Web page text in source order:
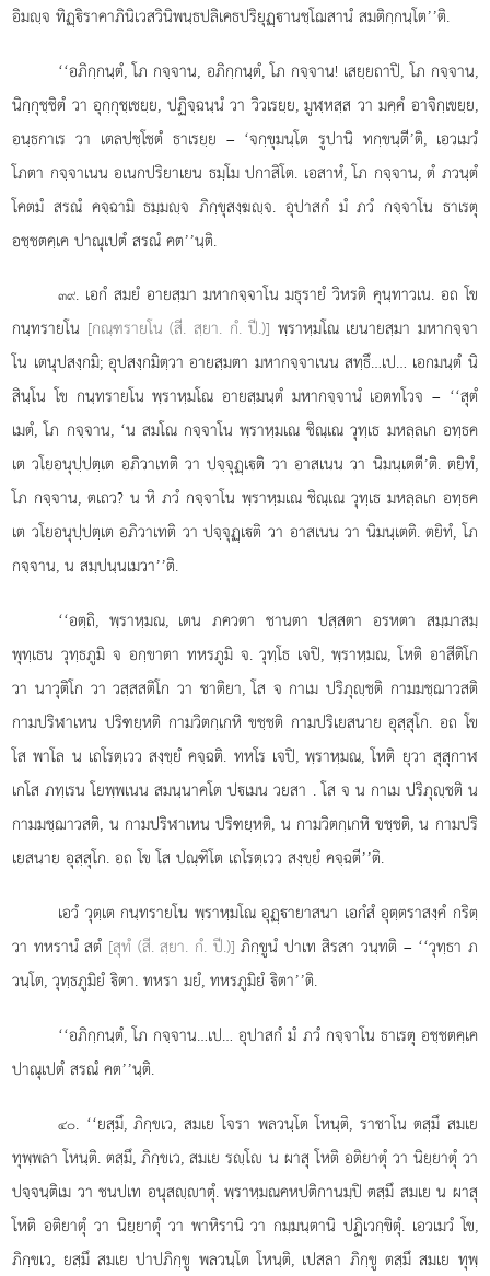
อิมฺจ ทิฏฺิราคาภินิเวสวินิพนฺธปลิเคธปริยุฏฺานชฺโฌสานํ สมติกฺกนฺโต’’ติ.
‘‘อภิกฺกนฺตํ, โภ กจฺจาน, อภิกฺกนฺตํ, โภ กจฺจาน! เสยฺยถาปิ, โภ กจฺจาน,
นิกฺกุชฺชิตํ วา อุกฺกุชฺเชยฺย, ปฏิจฺฉนฺนํ วา วิวเรยฺย, มูฬฺหสฺส วา มคฺคํ อาจิกฺเขยฺย,
อนฺธกาเร วา เตลปชฺโชตํ ธาเรยฺย – ‘จกฺขุมนฺโต รูปานิ ทกฺขนฺตี’ติ, เอวเมวํ
โภตา กจฺจาเนน อเนกปริยาเยน ธมฺโม ปกาสิโต. เอสาหํ, โภ กจฺจาน, ตํ ภวนฺตํ
โคตมํ สรณํ คจฺฉามิ ธมฺมฺจ ภิกฺขุสงฺฆฺจ. อุปาสกํ มํ ภวํ กจฺจาโน ธาเรตุ
อชฺชตคฺเค ปาณุเปตํ สรณํ คต’’นฺติ.
๓๙. เอกํ สมยํ อายสฺมา มหากจฺจาโน มธุรายํ วิหรติ คุนฺทาวเน. อถ โข
กนฺทรายโน [กณฺฑรายโน (สี. สฺยา. กํ. ปี.)] พฺราหฺมโณ เยนายสฺมา มหากจฺจา
โน เตนุปสงฺกมิ; อุปสงฺกมิตฺวา อายสฺมตา มหากจฺจาเนน สทฺธึ…เป… เอกมนฺตํ นิ
สินฺโน โข กนฺทรายโน พฺราหฺมโณ อายสฺมนฺตํ มหากจฺจานํ เอตทโวจ – ‘‘สุตํ
เมตํ, โภ กจฺจาน, ‘น สมโณ กจฺจาโน พฺราหฺมเณ ชิณฺเณ วุทฺเธ มหลฺลเก อทฺธค
เต วโยอนุปฺปตฺเต อภิวาเทติ วา ปจฺจุฏฺเติ วา อาสเนน วา นิมนฺเตตี’ติ. ตยิทํ,
โภ กจฺจาน, ตเถว? น หิ ภวํ กจฺจาโน พฺราหฺมเณ ชิณฺเณ วุทฺเธ มหลฺลเก อทฺธค
เต วโยอนุปฺปตฺเต อภิวาเทติ วา ปจฺจุฏฺเติ วา อาสเนน วา นิมนฺเตติ. ตยิทํ, โภ
กจฺจาน, น สมฺปนฺนเมวา’’ติ.
‘‘อตฺถิ, พฺราหฺมณ, เตน ภควตา ชานตา ปสฺสตา อรหตา สมฺมาสมฺ
พุทฺเธนวุทฺธภูมิ จ อกฺขาตา ทหรภูมิ จ. วุทฺโธ เจปิ, พฺราหฺมณ, โหติ อาสีติโก
วา นาวุติโก วา วสฺสสติโก วา ชาติยา, โส จ กาเม ปริภุฺชติ กามมชฺฌาวสติ
กามปริฬาเหน ปริฑยฺหติ กามวิตกฺเกหิ ขชฺชติ กามปริเยสนาย อุสฺสุโก. อถ โข
โส พาโล น เถโรตฺเวว สงฺขฺยํ คจฺฉติ. ทหโร เจปิ, พฺราหฺมณ, โหติ ยุวา สุสุกาฬ
เกโส ภทฺเรน โยพฺพเนน สมนฺนาคโต ปเมน วยสา . โส จ น กาเม ปริภุฺชติ น
กามมชฺฌาวสติ, น กามปริฬาเหนปริฑยฺหติ, น กามวิตกฺเกหิ ขชฺชติ, น กามปริ
เยสนาย อุสฺสุโก. อถ โข โส ปณฺฑิโต เถโรตฺเวว สงฺขฺยํ คจฺฉตี’’ติ.
เอวํ วุตฺเต กนฺทรายโน พฺราหฺมโณ อุฏฺายาสนา เอกํสํอุตฺตราสงฺคํ กริตฺ
วา ทหรานํ สตํ [สุทํ (สี. สฺยา. กํ. ปี.)] ภิกฺขูนํ ปาเท สิรสา วนฺทติ – ‘‘วุทฺธา ภ
วนฺโต, วุทฺธภูมิยํ ิตา. ทหรา มยํ, ทหรภูมิยํ ิตา’’ติ.
‘‘อภิกฺกนฺตํ, โภ กจฺจาน…เป… อุปาสกํ มํ ภวํ กจฺจาโน ธาเรตุ อชฺชตคฺเค
ปาณุเปตํ สรณํ คต’’นฺติ.
๔๐. ‘‘ยสฺมึ, ภิกฺขเว, สมเย โจรา พลวนฺโต โหนฺติ, ราชาโน ตสฺมึ สมเย
ทุพฺพลา โหนฺติ. ตสฺมึ, ภิกฺขเว, สมเย รฺโ น ผาสุ โหติ อติยาตุํ วา นิยฺยาตุํ วา
ปจฺจนฺติเม วา ชนปเท อนุสฺาตุํ. พฺราหฺมณคหปติกานมฺปิ ตสฺมึ สมเย น ผาสุ
โหติ อติยาตุํ วา นิยฺยาตุํ วา พาหิรานิ วา กมฺมนฺตานิ ปฏิเวกฺขิตุํ. เอวเมวํ โข,
ภิกฺขเว, ยสฺมึ สมเย ปาปภิกฺขู พลวนฺโต โหนฺติ, เปสลา ภิกฺขู ตสฺมึ สมเย ทุพฺ